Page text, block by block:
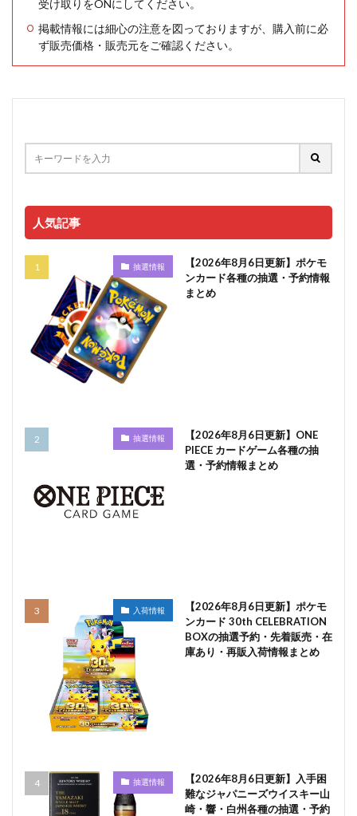
受け取りをONにしてください。
掲載情報には細心の注意を図っておりますが、購入前に必
ず販売価格・販売元をご確認ください。
人気記事
抽選情報
【2026年8月6日更新】ポケモ
ンカード各種の抽選・予約情報
まとめ
抽選情報
【2026年8月6日更新】ONE
PIECE カードゲーム各種の抽
選・予約情報まとめ
入荷情報
【2026年8月6日更新】ポケモ
ンカード 30th CELEBRATION
BOXの抽選予約・先着販売・在
庫あり・再販入荷情報まとめ
抽選情報
【2026年8月6日更新】入手困
難なジャパニーズウイスキー山
崎・響・白州各種の抽選・予約